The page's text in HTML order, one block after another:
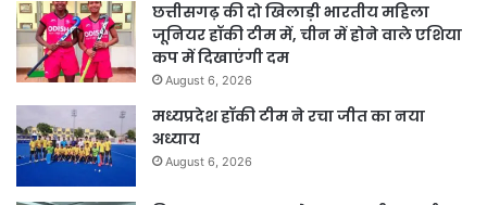
छत्तीसगढ़ की दो खिलाड़ी भारतीय महिला
जूनियर हॉकी टीम में, चीन में होने वाले एशिया
कप में दिखाएंगी दम
August 6, 2026
मध्यप्रदेश हॉकी टीम ने रचा जीत का नया
अध्याय
August 6, 2026